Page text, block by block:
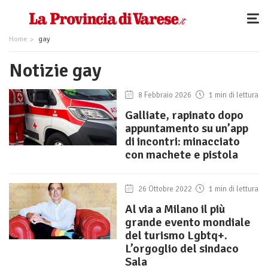
Home gay
Notizie gay
8 Febbraio 2026 1 min di lettura
Galliate, rapinato dopo
appuntamento su un’app
di incontri: minacciato
con machete e pistola
26 Ottobre 2022 1 min di lettura
Al via a Milano il più
grande evento mondiale
del turismo Lgbtq+.
L’orgoglio del sindaco
Sala